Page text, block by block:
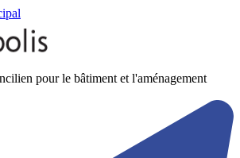
pour le bâtiment et l'aménagement